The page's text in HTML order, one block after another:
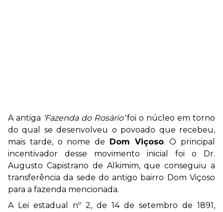
A antiga ‘Fazenda do Rosário’foi o núcleo em torno
do qual se desenvolveu o povoado que recebeu,
mais tarde, o nome de Dom Viçoso. O principal
incentivador desse movimento inicial foi o Dr.
Augusto Capistrano de Alkimim, que conseguiu a
transferência da sede do antigo bairro Dom Viçoso
para a fazenda mencionada.
A Lei estadual nº 2, de 14 de setembro de 1891,